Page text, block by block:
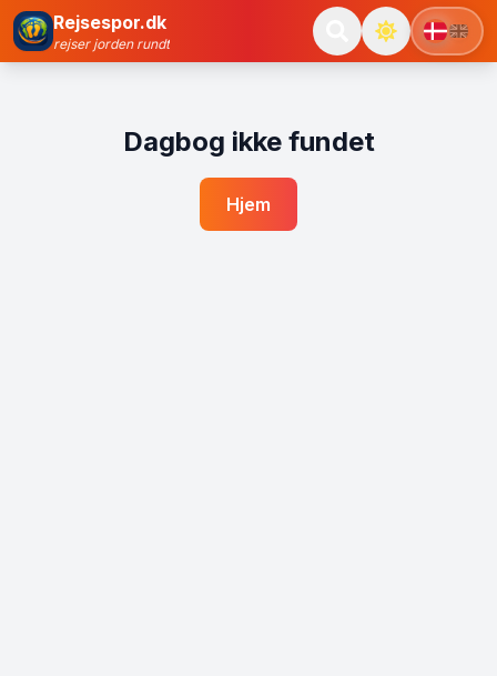
Rejsespor.dk
rejser jorden rundt
Dagbog ikke fundet
Hjem